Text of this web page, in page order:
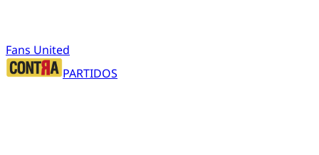
Fans United
PARTIDOS